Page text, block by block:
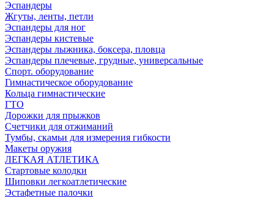
Эспандеры
Жгуты, ленты, петли
Эспандеры для ног
Эспандеры кистевые
Эспандеры лыжника, боксера, пловца
Эспандеры плечевые, грудные, универсальные
Спорт. оборудование
Гимнастическое оборудование
Кольца гимнастические
ГТО
Дорожки для прыжков
Счетчики для отжиманий
Тумбы, скамьи для измерения гибкости
Макеты оружия
ЛЕГКАЯ АТЛЕТИКА
Стартовые колодки
Шиповки легкоатлетические
Эстафетные палочки